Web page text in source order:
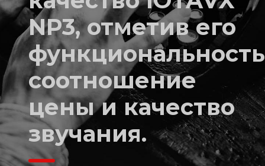
NP3, отметив его
соотношение
цены и качество
звучания.